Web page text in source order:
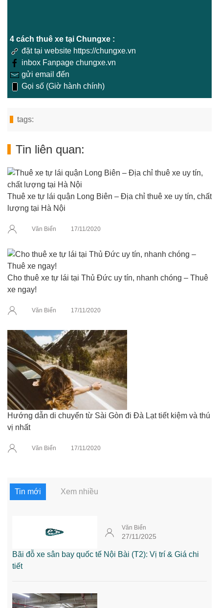
4 cách thuê xe tại Chungxe :
đặt tại website https://chungxe.vn
inbox Fanpage chungxe.vn
gửi email đến
Gọi số (Giờ hành chính)
tags:
Tin liên quan:
Thuê xe tự lái quận Long Biên – Địa chỉ thuê xe uy tín, chất
lượng tại Hà Nội
Văn Biển 17/11/2020
Cho thuê xe tự lái tại Thủ Đức uy tín, nhanh chóng – Thuê
xe ngay!
Văn Biển 17/11/2020
Hướng dẫn di chuyển từ Sài Gòn đi Đà Lạt tiết kiệm và thú
vị nhất
Văn Biển 17/11/2020
Tin mới Xem nhiều
Văn Biển
27/11/2025
Bãi đỗ xe sân bay quốc tế Nội Bài (T2): Vị trí & Giá chi
tiết